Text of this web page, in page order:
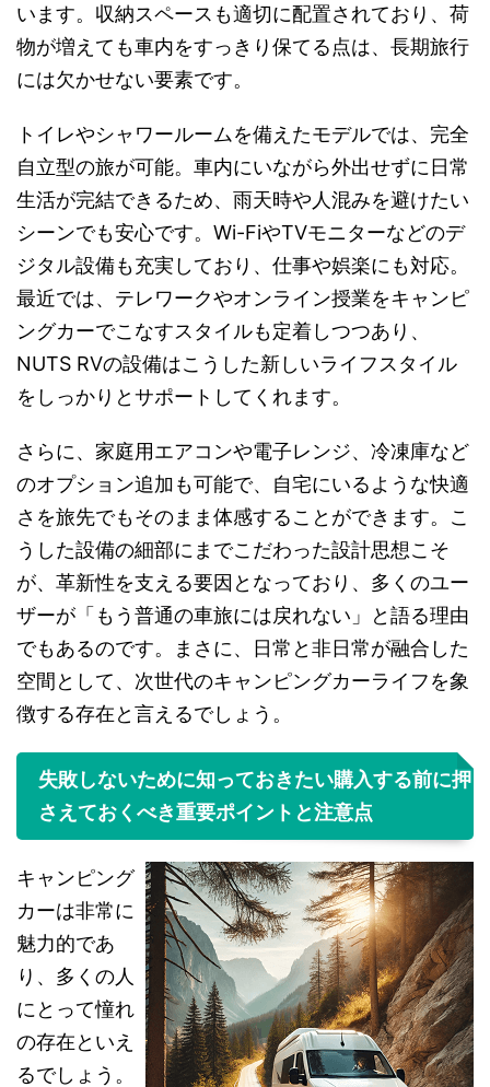
います。収納スペースも適切に配置されており、荷
物が増えても車内をすっきり保てる点は、長期旅行
には欠かせない要素です。
トイレやシャワールームを備えたモデルでは、完全
自立型の旅が可能。車内にいながら外出せずに日常
生活が完結できるため、雨天時や人混みを避けたい
シーンでも安心です。Wi-FiやTVモニターなどのデ
ジタル設備も充実しており、仕事や娯楽にも対応。
最近では、テレワークやオンライン授業をキャンピ
ングカーでこなすスタイルも定着しつつあり、
NUTS RVの設備はこうした新しいライフスタイル
をしっかりとサポートしてくれます。
さらに、家庭用エアコンや電子レンジ、冷凍庫など
のオプション追加も可能で、自宅にいるような快適
さを旅先でもそのまま体感することができます。こ
うした設備の細部にまでこだわった設計思想こそ
が、革新性を支える要因となっており、多くのユー
ザーが「もう普通の車旅には戻れない」と語る理由
でもあるのです。まさに、日常と非日常が融合した
空間として、次世代のキャンピングカーライフを象
徴する存在と言えるでしょう。
失敗しないために知っておきたい購入する前に押
さえておくべき重要ポイントと注意点
キャンピング
カーは非常に
魅力的であ
り、多くの人
にとって憧れ
の存在といえ
るでしょう。